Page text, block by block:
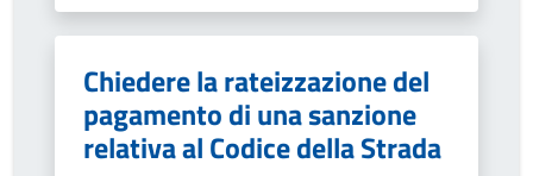
Chiedere la rateizzazione del
pagamento di una sanzione
relativa al Codice della Strada